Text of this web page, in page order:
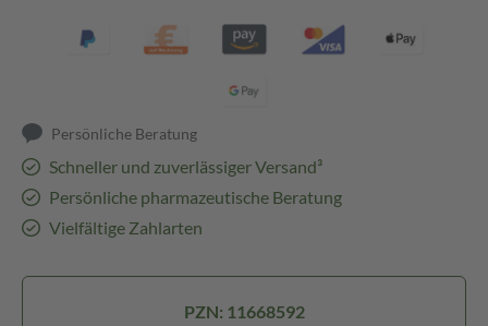
Persönliche Beratung
Schneller und zuverlässiger Versand³
Persönliche pharmazeutische Beratung
Vielfältige Zahlarten
PZN: 11668592